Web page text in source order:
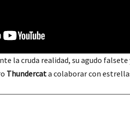
la cruda realidad, su agudo
Thundercata colaborar con